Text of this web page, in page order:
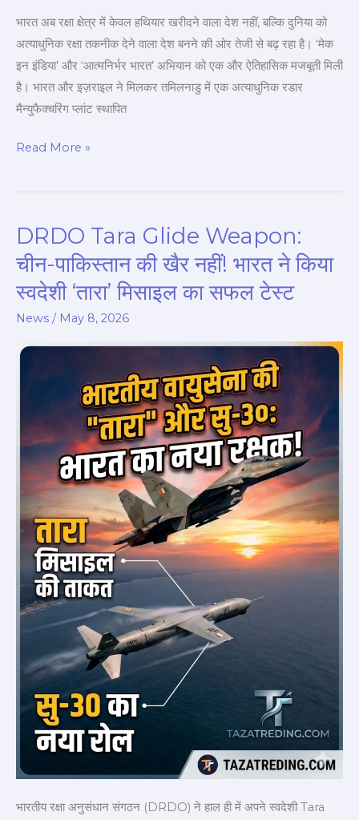
भारत अब रक्षा क्षेत्र में केवल हथियार खरीदने वाला देश नहीं, बल्कि दुनिया को
अत्याधुनिक रक्षा तकनीक देने वाला देश बनने की ओर तेजी से बढ़ रहा है। ‘मेक
इन इंडिया’ और ‘आत्मनिर्भर भारत’ अभियान को एक और ऐतिहासिक मजबूती मिली
है। भारत और इज़राइल ने मिलकर तमिलनाडु में एक अत्याधुनिक रडार
मैन्युफैक्चरिंग प्लांट स्थापित
साथ
हुई
बड़ी
डील!
Read More »
DRDO Tara Glide Weapon:
चीन-पाकिस्तान की खैर नहीं! भारत ने किया
स्वदेशी ‘तारा’ मिसाइल का सफल टेस्ट
News / May 8, 2026
भारतीय रक्षा अनुसंधान संगठन (DRDO) ने हाल ही में अपने स्वदेशी Tara
DRDO
Tara
Glide
Weapon:
चीन-
भारत
ने
किया
स्वदेशी
‘तारा’
मिसाइल
सफल
टेस्ट